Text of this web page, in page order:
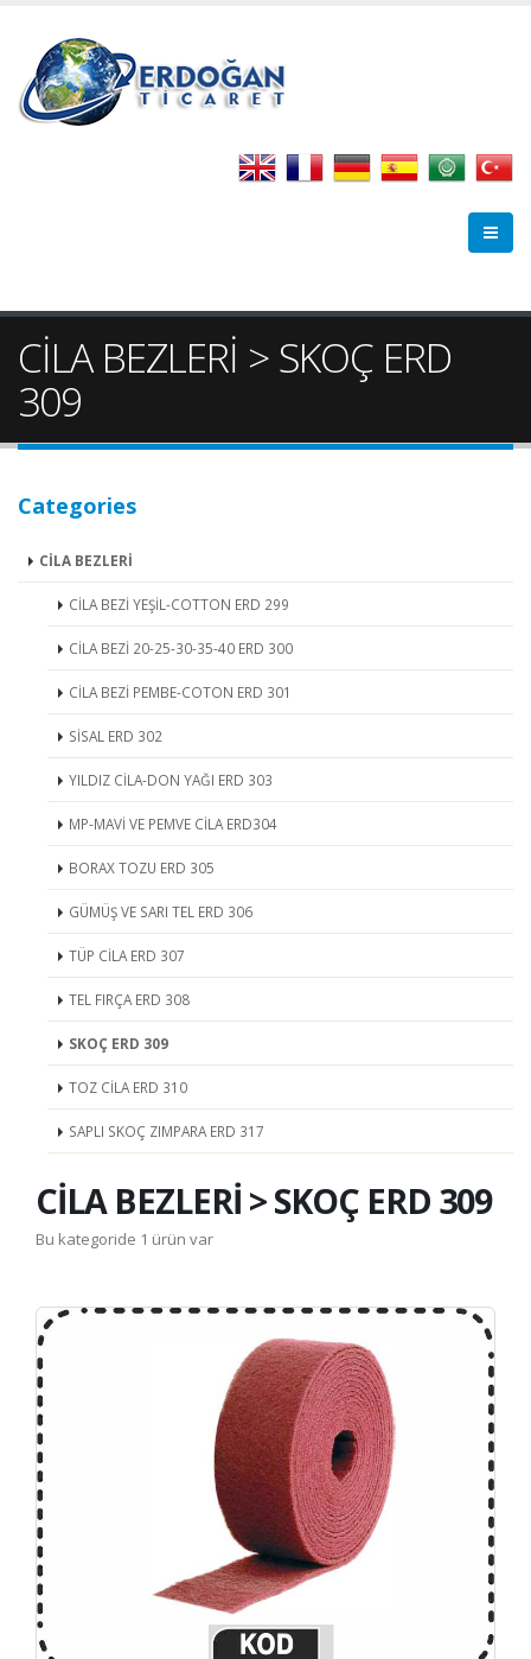
CİLA BEZLERİ > SKOÇ ERD
309
Categories
CİLA BEZLERİ
CİLA BEZİ YEŞİL-COTTON ERD 299
CİLA BEZİ 20-25-30-35-40 ERD 300
CİLA BEZİ PEMBE-COTON ERD 301
SİSAL ERD 302
YILDIZ CİLA-DON YAĞI ERD 303
MP-MAVİ VE PEMVE CİLA ERD304
BORAX TOZU ERD 305
GÜMÜŞ VE SARI TEL ERD 306
TÜP CİLA ERD 307
TEL FIRÇA ERD 308
SKOÇ ERD 309
TOZ CİLA ERD 310
SAPLI SKOÇ ZIMPARA ERD 317
CİLA BEZLERİ > SKOÇ ERD 309
Bu kategoride 1 ürün var